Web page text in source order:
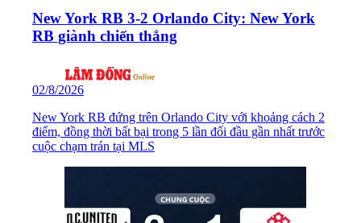
New York RB 3-2 Orlando City: New York
RB giành chiến thắng
02/8/2026
New York RB đứng trên Orlando City với khoảng cách 2
điểm, đồng thời bất bại trong 5 lần đối đầu gần nhất trước
cuộc chạm trán tại MLS